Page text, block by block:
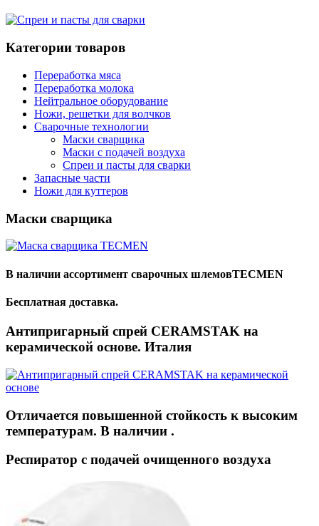
Категории товаров
Переработка мяса
Блокорезки
Волчки, мясорубки
Куттеры
Коллоидные мельницы
Фаршемешалки
Шприцы колбасные
Клипсаторы
Инъекторы
Массажеры
Котлы варочные
Котлетные автоматы
Пельменные аппараты
Шпигорезки, мясорезки
Переработка молока
Ванны длительной пастеризации
Ванны охлаждения
Ванны технологические
Учёт и фильтрация
Пастеризаторы
Сыр, масло, творог
Восстановители молока
Дозаторы
Насосы центробежные
Гомогенизаторы
Сепараторы
Нейтральное оборудование
Ножи, решетки для волчков
Ножи и решётки D82
Ножи и решётки D98
Ножи и решётки D105
Ножи и решётки D114
Ножи и решётки D120
Ножи и решётки D125
Ножи и решётки D160
Ножи и решётки D200
Сварочные технологии
Маски сварщика
Маски с подачей воздуха
Спреи и пасты для сварки
Запасные части
Ножи для куттеров
Маски сварщика
В наличии ассортимент сварочных шлемовTECMEN
Бесплатная доставка.
Антипригарный спрей CERAMSTAK на
керамической основе. Италия
Отличается повышенной стойкость к высоким
температурам. В наличии .
Респиратор с подачей очищенного воздуха